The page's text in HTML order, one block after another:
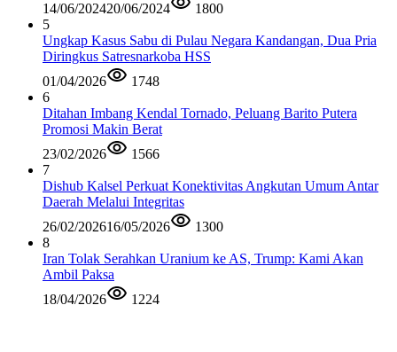
14/06/202420/06/2024
1800
5
Ungkap Kasus Sabu di Pulau Negara Kandangan, Dua Pria
Diringkus Satresnarkoba HSS
01/04/2026
1748
6
Ditahan Imbang Kendal Tornado, Peluang Barito Putera
Promosi Makin Berat
23/02/2026
1566
7
Dishub Kalsel Perkuat Konektivitas Angkutan Umum Antar
Daerah Melalui Integritas
26/02/202616/05/2026
1300
8
Iran Tolak Serahkan Uranium ke AS, Trump: Kami Akan
Ambil Paksa
18/04/2026
1224